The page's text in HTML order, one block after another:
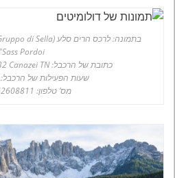
Sass Pordoi"
כתובת של הרכבל: Passo Pordoi, 38032 Canazei TN
שעות הפעילות של הרכבל: 09.00-16.30
מס’ טלפון: 390462608811+